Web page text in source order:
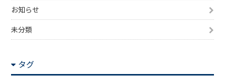
お知らせ
未分類
タグ